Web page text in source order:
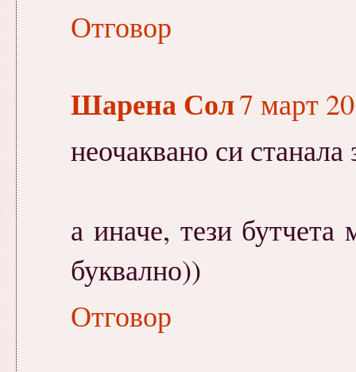
Отговор
Шарена Сол7 март
неочаквано си станала
а иначе, тези
буквално))
Отговор